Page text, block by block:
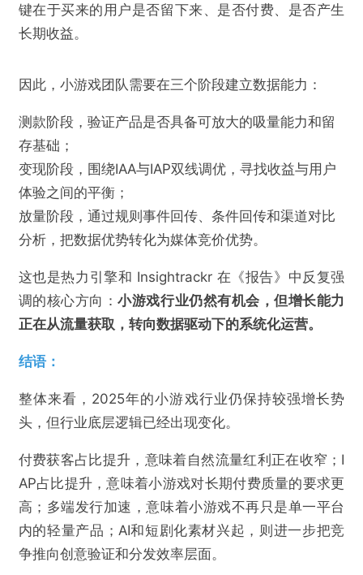
键在于买来的用户是否留下来、是否付费、是否产生
长期收益。
因此，小游戏团队需要在三个阶段建立数据能力：
测款阶段，验证产品是否具备可放大的吸量能力和留
存基础；
变现阶段，围绕IAA与IAP双线调优，寻找收益与用户
体验之间的平衡；
放量阶段，通过规则事件回传、条件回传和渠道对比
分析，把数据优势转化为媒体竞价优势。
这也是热力引擎和 Insightrackr 在《报告》中反复强
调的核心方向：小游戏行业仍然有机会，但增长能力
正在从流量获取，转向数据驱动下的系统化运营。
结语：
整体来看，2025年的小游戏行业仍保持较强增长势
头，但行业底层逻辑已经出现变化。
付费获客占比提升，意味着自然流量红利正在收窄；I
AP占比提升，意味着小游戏对长期付费质量的要求更
高；多端发行加速，意味着小游戏不再只是单一平台
内的轻量产品；AI和短剧化素材兴起，则进一步把竞
争推向创意验证和分发效率层面。